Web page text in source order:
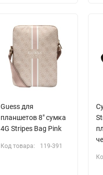
Guess для
планшетов 8" сумка
4G Stripes Bag Pink
Код товара: 119-391